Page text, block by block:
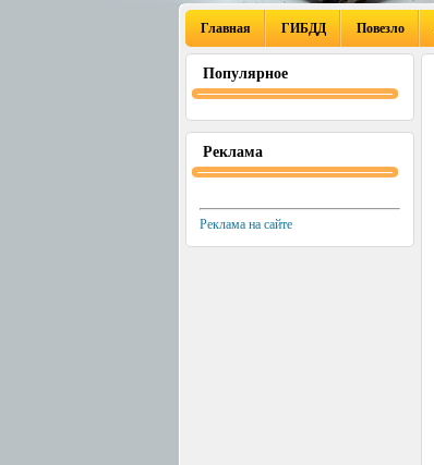
Главная ГИБДД Повезло
Популярное
Реклама
Реклама на сайте